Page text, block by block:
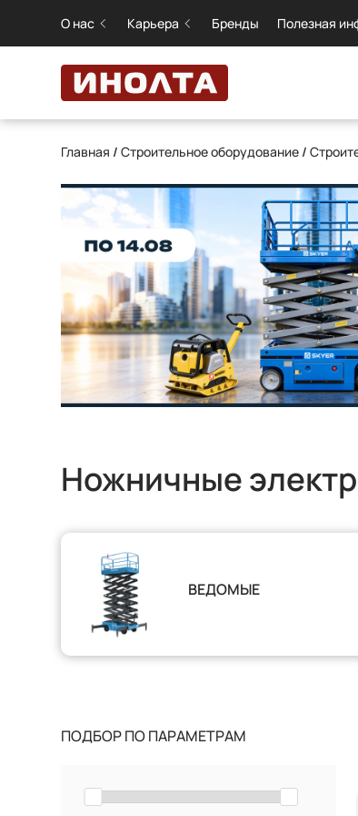
О нас Карьера Бренды Полезная
Главная /Строительное оборудование /
Ножничные
ВЕДОМЫЕ
ПОДБОР ПО ПАРАМЕТРАМ